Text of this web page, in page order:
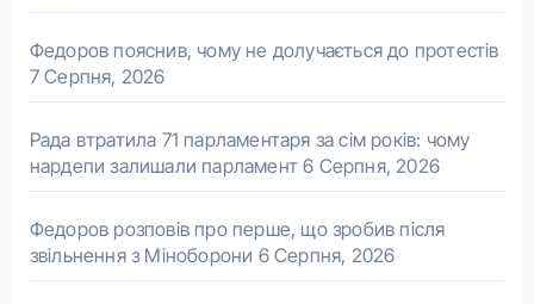
Федоров пояснив, чому не долучається до протестів
7 Серпня, 2026
Рада втратила 71 парламентаря за сім років: чому
нардепи залишали парламент 6 Серпня, 2026
Федоров розповів про перше, що зробив після
звільнення з Міноборони 6 Серпня, 2026